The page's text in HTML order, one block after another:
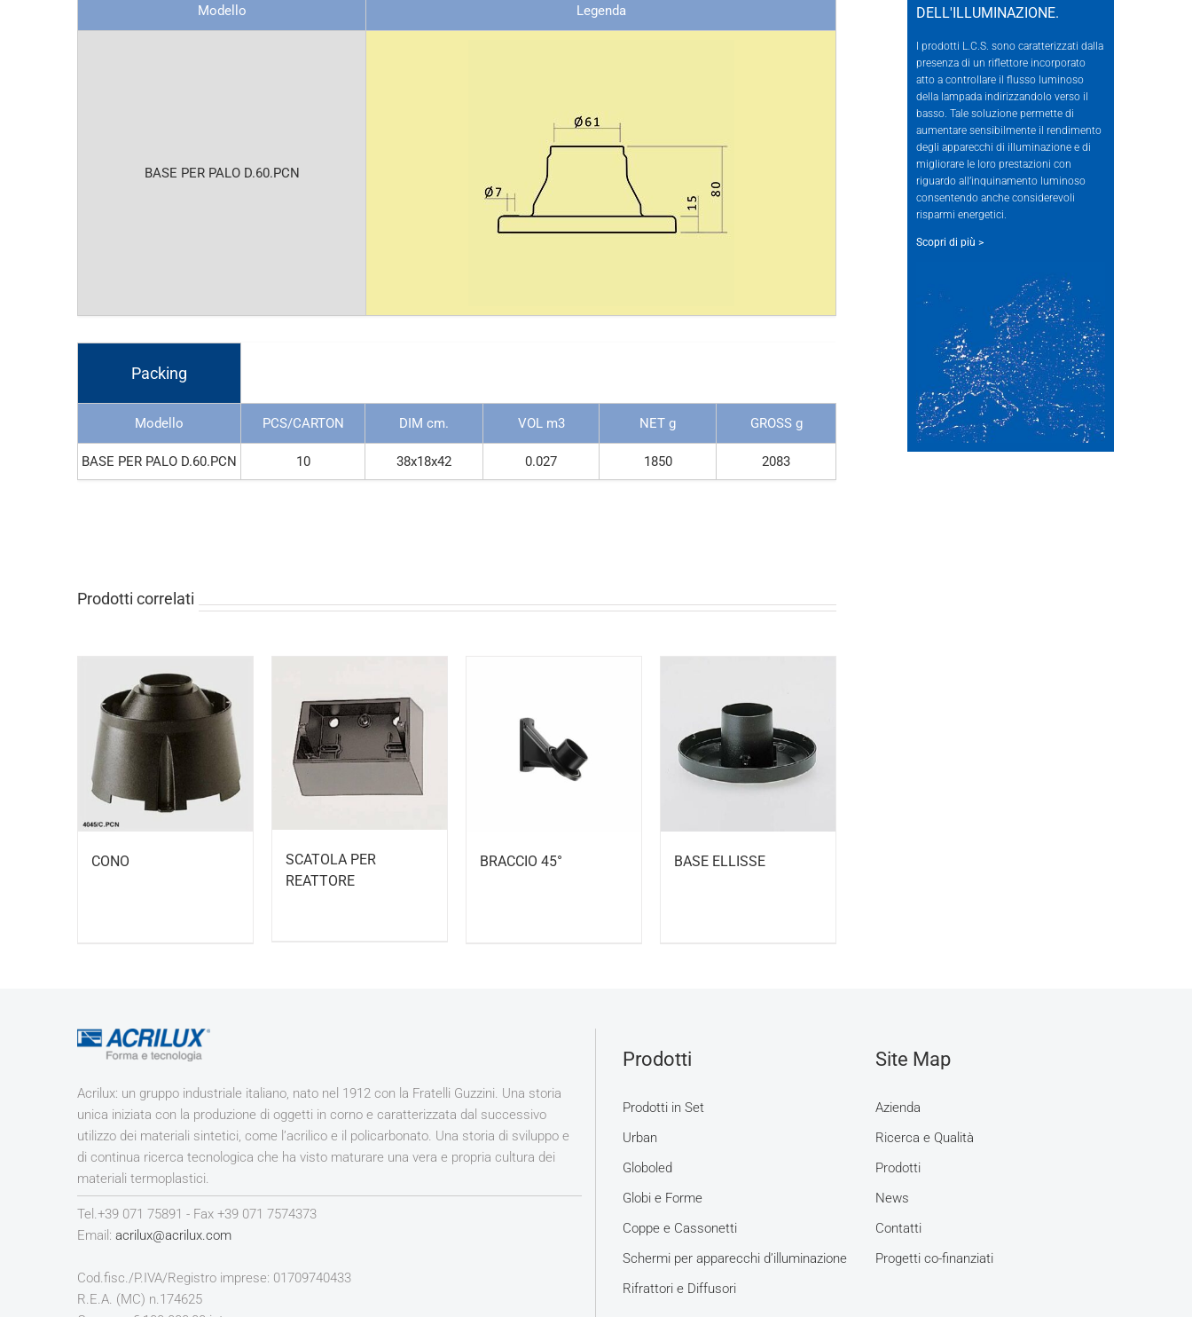
Modello Legenda
BASE PER PALO D.60.PCN
Packing
Modello PCS/CARTON DIM cm. VOL m3 NET g GROSS g
BASE PER PALO D.60.PCN 10 38x18x42 0.027 1850 2083
Prodotti correlati
CONO
SCATOLA PER
REATTORE
BRACCIO 45° BASE ELLISSE
DELL'ILLUMINAZIONE.
I prodotti L.C.S. sono caratterizzati dalla
presenza di un riflettore incorporato
atto a controllare il flusso luminoso
della lampada indirizzandolo verso il
basso. Tale soluzione permette di
aumentare sensibilmente il rendimento
degli apparecchi di illuminazione e di
migliorare le loro prestazioni con
riguardo all’inquinamento luminoso
consentendo anche considerevoli
risparmi energetici.
Scopri di più >
Acrilux: un gruppo industriale italiano, nato nel 1912 con la Fratelli Guzzini. Una storia
unica iniziata con la produzione di oggetti in corno e caratterizzata dal successivo
utilizzo dei materiali sintetici, come l’acrilico e il policarbonato. Una storia di sviluppo e
di continua ricerca tecnologica che ha visto maturare una vera e propria cultura dei
materiali termoplastici.
Tel.+39 071 75891 - Fax +39 071 7574373
Email: acrilux@acrilux.com
Cod.fisc./P.IVA/Registro imprese: 01709740433
R.E.A. (MC) n.174625
Prodotti
Prodotti in Set
Urban
Globoled
Globi e Forme
Coppe e Cassonetti
Schermi per apparecchi d’illuminazione
Rifrattori e Diffusori
Site Map
Azienda
Ricerca e Qualità
Prodotti
News
Contatti
Progetti co-finanziati